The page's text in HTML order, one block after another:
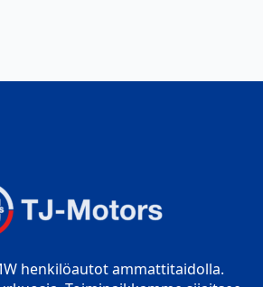
henkilöautot ammattitaidolla.